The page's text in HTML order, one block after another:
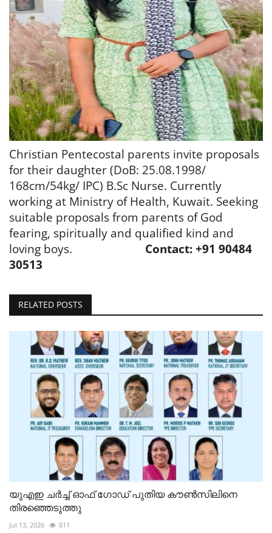
Christian Pentecostal parents invite proposals
for their daughter (DoB: 25.08.1998/
168cm/54kg/ IPC) B.Sc Nurse. Currently
working at Ministry of Health, Kuwait. Seeking
suitable proposals from parents of God
fearing, spiritually and qualified kind and
loving boys. Contact: +91 90484
30513
RELATED POSTS
യുഎഇ ചർച്ച് ഓഫ് ഗോഡ് പുതിയ കൗൺസിലിനെ
തിരഞ്ഞെടുത്തു
Jul 13, 2026 811